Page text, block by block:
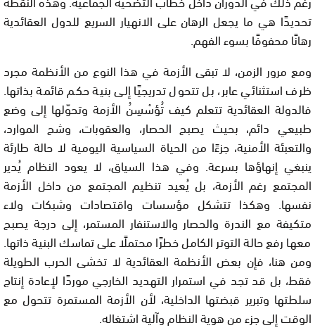
تحديدًا هي ما يجعل الرهان على الانهيار السريع للدول العقائدية
رهانًا محفوفًا بسوء الفهم.
ومع مرور الزمن، لا تبقى الأزمة في هذا النوع من الأنظمة مجرد
ظرف استثنائي عابر، بل تتحول تدريجيًا إلى بنية حكم قائمة بذاتها.
فالدولة العقائدية تتعلم كيف تُؤسْسِنُ الأزمة وتحوّلها إلى وضع
طبيعي دائم، بحيث يصبح الحصار، والعقوبات، وشح الموارد،
والتعبئة الأمنية، جزءًا من الحياة السياسية اليومية لا حالة طارئة
ينبغي إنهاؤها بسرعة. وفي هذا السياق، لا يعود النظام يُدير
المجتمع رغم الأزمة، بل يُعيد تنظيم المجتمع من داخل الأزمة
نفسها. وهكذا تتشكل مؤسسات واقتصادات وشبكات ولاء
متكيفة مع الندرة والحصار والاستنفار المستمر، إلى درجة يصبح
معها رفع حالة التوتر الكامل خطرًا محتملًا على تماسك البنية ذاتها.
ومن هنا، فإن بعض الأنظمة العقائدية لا تخشى الحرب الطويلة
فقط، بل قد تجد في استمرار التهديد الخارجي موردًا لإعادة إنتاج
سلطتها وتبرير قبضتها الداخلية، لأن الأزمة المستمرة تتحول مع
الوقت إلى جزء من هوية النظام وآلية اشتغاله.